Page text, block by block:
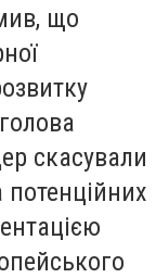
що
скасували